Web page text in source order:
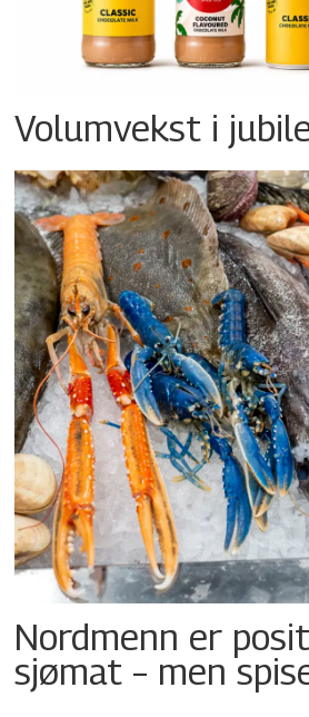
Volumvekst i
Nordmenn er
sjømat – men